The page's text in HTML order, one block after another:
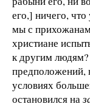
его,] ничего,
мы с
христиане
к другим людям?
предположений,
условиях
остановился на